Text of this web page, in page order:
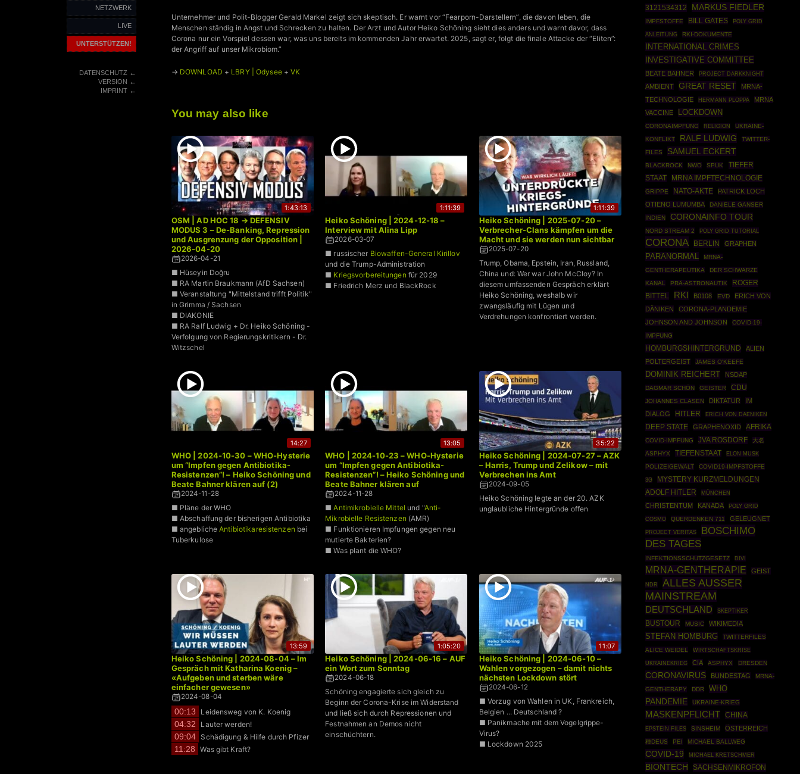
NETZWERK
LIVE
UNTERSTÜTZEN!
DATENSCHUTZ ←
VERSION ←
IMPRINT←
Unternehmer und Polit-Blogger Gerald Markel zeigt sich skeptisch. Er warnt vor “Fearporn-Darstellern”, die davon leben, die
Menschen ständig in Angst und Schrecken zu halten. Der Arzt und Autor Heiko Schöning sieht dies anders und warnt davor, dass
Corona nur ein Vorspiel dessen war, was uns bereits im kommenden Jahr erwartet. 2025, sagt er, folgt die finale Attacke der “Eliten”:
der Angriff auf unser Mikrobiom.”
→ DOWNLOAD + LBRY | Odysee+VK
You may also like
1:43:13
OSM | AD HOC 18 → DEFENSIV
MODUS 3 – De-Banking, Repression
und Ausgrenzung der Opposition |
2026-04-20
2026-04-21
■ Hüseyin Doğru
■ RA Martin Braukmann (AfD Sachsen)
■ Veranstaltung "Mittelstand trifft Politik"
in Grimma / Sachsen
■ DIAKONIE
■ RA Ralf Ludwig + Dr. Heiko Schöning -
Verfolgung von Regierungskritikern - Dr.
Witzschel
1:11:39
Heiko Schöning | 2024-12-18 –
Interview mit Alina Lipp
2026-03-07
■ russischer Biowaffen-General Kirillov
und die Trump-Administration
■ Kriegsvorbereitungen für 2029
■ Friedrich Merz und BlackRock
1:11:39
Heiko Schöning | 2025-07-20 –
Verbrecher-Clans kämpfen um die
Macht und sie werden nun sichtbar
2025-07-20
Trump, Obama, Epstein, Iran, Russland,
China und: Wer war John McCloy? In
diesem umfassenden Gespräch erklärt
Heiko Schöning, weshalb wir
zwangsläufig mit Lügen und
Verdrehungen konfrontiert werden.
14:27
WHO | 2024-10-30 – WHO-Hysterie
um “Impfen gegen Antibiotika-
Resistenzen”! – Heiko Schöning und
Beate Bahner klären auf (2)
2024-11-28
■ Pläne der WHO
■ Abschaffung der bisherigen Antibiotika
■ angeblicheAntibiotikaresistenzen bei
Tuberkulose
13:05
WHO | 2024-10-23 – WHO-Hysterie
um “Impfen gegen Antibiotika-
Resistenzen”! – Heiko Schöning und
Beate Bahner klären auf
2024-11-28
■Antimikrobielle Mittel und "Anti-
Mikrobielle Resistenzen (AMR)
■ Funktionieren Impfungen gegen neu
mutierte Bakterien?
■ Was plant die WHO?
35:22
Heiko Schöning | 2024-07-27 – AZK
– Harris, Trump und Zelikow – mit
Verbrechen ins Amt
2024-09-05
Heiko Schöning legte an der 20. AZK
unglaubliche Hintergründe offen
13:59
Heiko Schöning | 2024-08-04 – Im
Gespräch mit Katharina Koenig –
«Aufgeben und sterben wäre
einfacher gewesen»
2024-08-04
00:13 Leidensweg von K. Koenig
04:32 Lauter werden!
09:04 Schädigung & Hilfe durch Pfizer
11:28 Was gibt Kraft?
1:05:20
Heiko Schöning | 2024-06-16 – AUF
ein Wort zum Sonntag
2024-06-18
Schöning engagierte sich gleich zu
Beginn der Corona-Krise im Widerstand
und ließ sich durch Repressionen und
Festnahmen an Demos nicht
einschüchtern.
11:07
Heiko Schöning | 2024-06-10 –
Wahlen vorgezogen – damit nichts
nächsten Lockdown stört
2024-06-12
■ Vorzug von Wahlen in UK, Frankreich,
Belgien ... Deutschland ?
■ Panikmache mit dem Vogelgrippe-
Virus?
■ Lockdown 2025
3121534312 MARKUS FIEDLER
IMPFSTOFFE BILL GATES
POLY GRID
ANLEITUNG
RKI-DOKUMENTE
INTERNATIONAL CRIMES
INVESTIGATIVE COMMITTEE
BEATE BAHNER PROJECT DARKKNIGHT
AMBIENT GREAT RESET
MRNA-
TECHNOLOGIE
HERMANN PLOPPA
MRNA
VACCINE
LOCKDOWN
CORONAIMPFUNG RELIGION
UKRAINE-
KONFLIKT
RALF LUDWIG
TWITTER-
FILES
SAMUEL ECKERT
BLACKROCK NWO SPUK
TIEFER
STAAT
MRNA IMPFTECHNOLOGIE
GRIPPE NATO-AKTE
PATRICK LOCH
OTIENO LUMUMBA
DANIELE GANSER
INDIEN
CORONAINFO TOUR
NORD STREAM 2 POLY GRID TUTORIAL
CORONA BERLIN GRAPHEN
PARANORMAL
MRNA-
GENTHERAPEUTIKA
DER SCHWARZE
KANAL
PRÄ-ASTRONAUTIK
ROGER
BITTEL
RKI B0108 EVD
ERICH VON
DÄNIKEN
CORONA-PLANDEMIE
JOHNSON AND JOHNSON
COVID-19-
IMPFUNG
HOMBURGSHINTERGRUND
ALIEN
POLTERGEIST
JAMES O'KEEFE
DOMINIK REICHERT NSDAP
DAGMAR SCHÖN GEISTER CDU
JOHANNES CLASEN DIKTATUR
IM
DIALOG
HITLER ERICH VON DAENIKEN
DEEP STATE GRAPHENOXID AFRIKA
COVID-IMPFUNG JVA ROSDORF
大名
ASPHYX
TIEFENSTAAT ELON MUSK
POLIZEIGEWALT COVID19-IMPFSTOFFE
3G MYSTERY KURZMELDUNGEN
ADOLF HITLER MÜNCHEN
CHRISTENTUM KANADA
POLY GRID
COSMO
QUERDENKEN 711 GELEUGNET
PROJECT VERITAS
BOSCHIMO
DES TAGES
INFEKTIONSSCHUTZGESETZ DIVI
MRNA-GENTHERAPIE GEIST
NDR
ALLES AUSSER
MAINSTREAM
DEUTSCHLAND SKEPTIKER
BUSTOUR MUSIC WIKIMEDIA
STEFAN HOMBURG
TWITTERFILES
ALICE WEIDEL
WIRTSCHAFTSKRISE
UKRAINEKRIEG
CIA ASPHYX DRESDEN
CORONAVIRUS BUNDESTAG
MRNA-
GENTHERAPY
DDR WHO
PANDEMIE UKRAINE-KRIEG
MASKENPFLICHT CHINA
EPSTEIN FILES SINSHEIM ÖSTERREICH
種DEUS PEI MICHAEL BALLWEG
COVID-19 MICHAEL KRETSCHMER
BIONTECH SACHSENMIKROFON